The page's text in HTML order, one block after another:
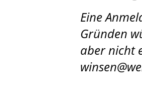
Eine
Gründen
aber nicht